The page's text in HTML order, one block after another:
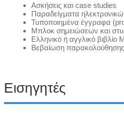
Ασκήσεις και case studies
Παραδείγματα
Τυποποιημένα έγγραφα
Μπλοκ σημειώσεων και
Ελληνικό ή αγγλικό
Βεβαίωση παρακολούθησης
Εισηγητές